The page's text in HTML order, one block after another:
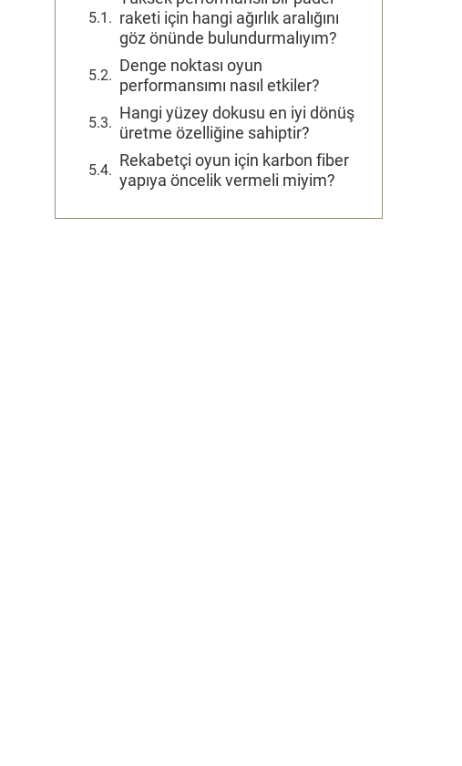
raketi için hangi ağırlık aralığını
göz önünde bulundurmalıyım?
Denge noktası oyun
performansımı nasıl etkiler?
Hangi yüzey dokusu en iyi dönüş
üretme özelliğine sahiptir?
Rekabetçi oyun için karbon fiber
yapıya öncelik vermeli miyim?